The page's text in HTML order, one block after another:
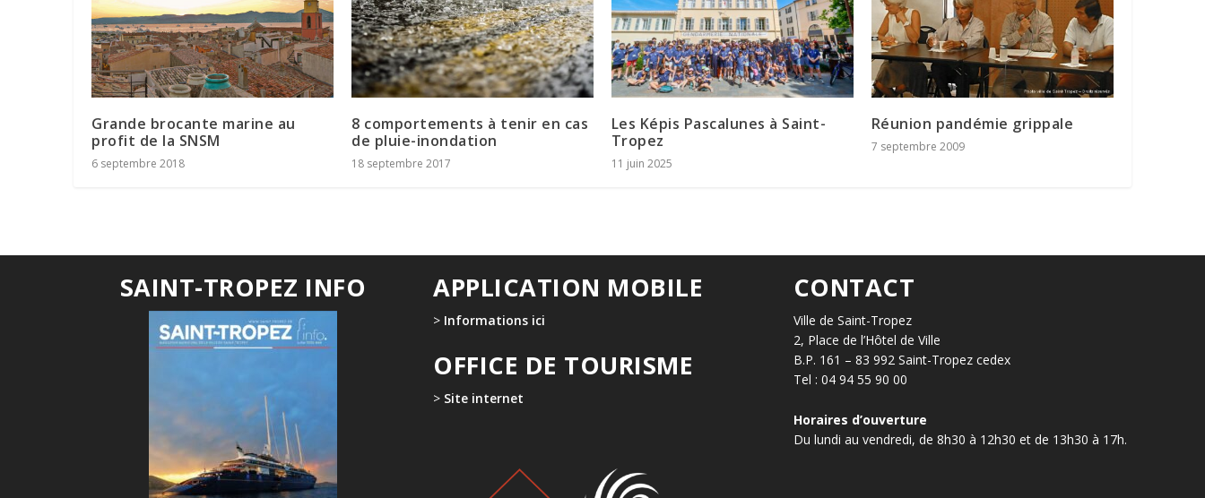
Grande brocante marine au
profit de la SNSM
6 septembre 2018
8 comportements à tenir en cas
de pluie-inondation
18 septembre 2017
Les Képis Pascalunes à Saint-
Tropez
11 juin 2025
Réunion pandémie grippale
7 septembre 2009
SAINT-TROPEZ INFO APPLICATION MOBILE
> Informations ici
OFFICE DE TOURISME
> Site internet
CONTACT
Ville de Saint-Tropez
2, Place de l’Hôtel de Ville
B.P. 161 – 83 992 Saint-Tropez cedex
Tel : 04 94 55 90 00
Horaires d’ouverture
Du lundi au vendredi, de 8h30 à 12h30 et de 13h30 à 17h.